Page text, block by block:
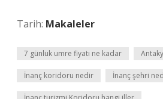
Tarih: Makaleler
7 günlük umre fiyatı ne kadar
İnanç koridoru nedir İnanç şehri